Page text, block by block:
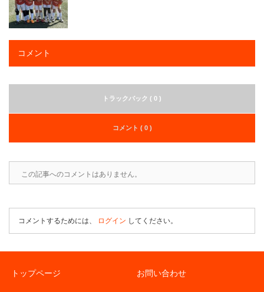
コメント
トラックバック ( 0 )
コメント ( 0 )
この記事へのコメントはありません。
コメントするためには、 ログイン してください。
トップページ お問い合わせ